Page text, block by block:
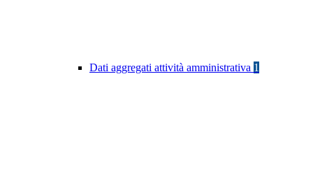
Dati aggregati attività amministrativa 1